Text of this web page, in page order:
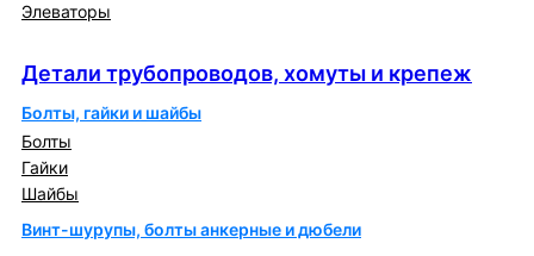
Элеваторы
Детали трубопроводов, хомуты и крепеж
Болты, гайки и шайбы
Болты
Гайки
Шайбы
Винт-шурупы, болты анкерные и дюбели